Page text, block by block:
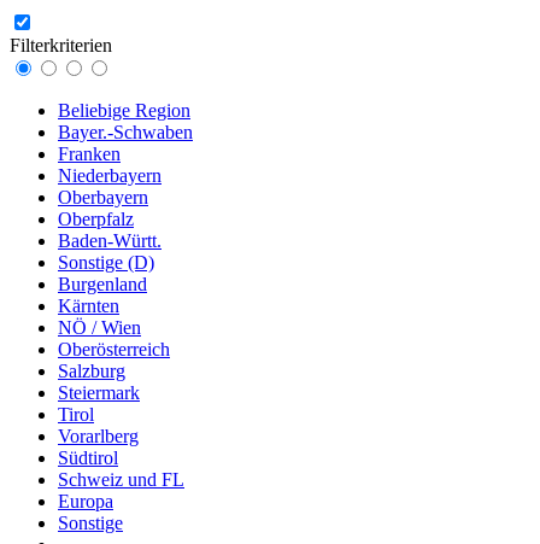
Filterkriterien
Beliebige Region
Bayer.-Schwaben
Franken
Niederbayern
Oberbayern
Oberpfalz
Baden-Württ.
Sonstige (D)
Burgenland
Kärnten
NÖ / Wien
Oberösterreich
Salzburg
Steiermark
Tirol
Vorarlberg
Südtirol
Schweiz und FL
Europa
Sonstige